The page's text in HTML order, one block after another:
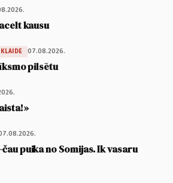
kausu
07.08.2026.
pilsētu
puika no Somijas. Ik vasaru